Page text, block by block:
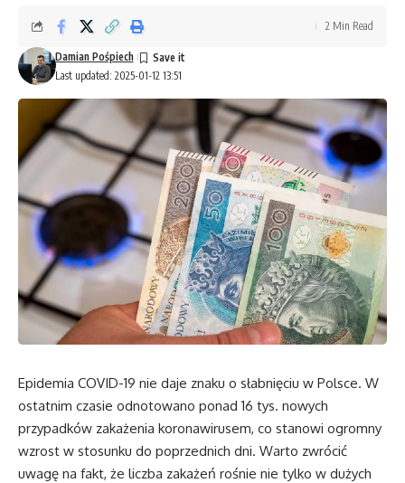
Last updated: 2025-01-12 13:51
Damian Pośpiech
2 Min Read
Epidemia COVID-19 nie daje znaku o słabnięciu w Polsce. W
ostatnim czasie odnotowano ponad 16 tys. nowych
przypadków zakażenia koronawirusem, co stanowi ogromny
wzrost w stosunku do poprzednich dni. Warto zwrócić
uwagę na fakt, że liczba zakażeń rośnie nie tylko w dużych